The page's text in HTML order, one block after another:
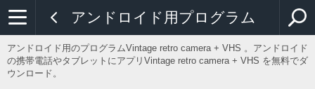
アンドロイド用プログラム
アンドロイド用のプログラムVintage retro camera + VHS 。アンドロイド
の携帯電話やタブレットにアプリVintage retro camera + VHS を無料でダ
ウンロード。